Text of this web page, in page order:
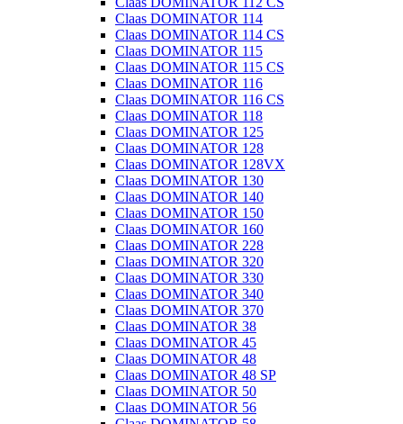
Claas DOMINATOR 114
Claas DOMINATOR 114 CS
Claas DOMINATOR 115
Claas DOMINATOR 115 CS
Claas DOMINATOR 116
Claas DOMINATOR 116 CS
Claas DOMINATOR 118
Claas DOMINATOR 125
Claas DOMINATOR 128
Claas DOMINATOR 128VX
Claas DOMINATOR 130
Claas DOMINATOR 140
Claas DOMINATOR 150
Claas DOMINATOR 160
Claas DOMINATOR 228
Claas DOMINATOR 320
Claas DOMINATOR 330
Claas DOMINATOR 340
Claas DOMINATOR 370
Claas DOMINATOR 38
Claas DOMINATOR 45
Claas DOMINATOR 48
Claas DOMINATOR 48 SP
Claas DOMINATOR 50
Claas DOMINATOR 56